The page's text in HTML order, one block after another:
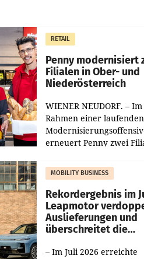
RETAIL
Penny modernisiert
Filialen in Ober- und
Niederösterreich
WIENER NEUDORF. – Im
Rahmen einer laufenden
erneuert Penny zwei
Die beiden Standorte
Haag sowie im rund
MOBILITY BUSINESS
Rekordergebnis im
Leapmotor
Auslieferungen und
überschreitet die
– Im Juli 2026 erreichte